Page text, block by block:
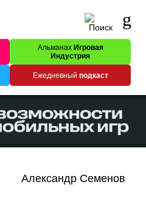
Альманах Игровая
Индустрия
Ежедневный подкаст
Александр Семенов